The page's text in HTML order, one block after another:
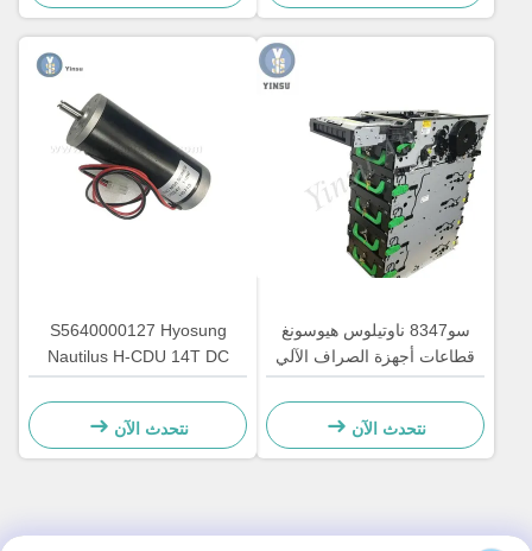
سو8347 ناوتيلوس هيوسونغ
قطاعات أجهزة الصراف الآلي
ملحقات عداد الآلات
نتحدث الآن
S5640000127 Hyosung
Nautilus H-CDU 14T DC
الجهاز الرئيسي للصراف الآلي
محرك الغيار 7310000715
نتحدث الآن